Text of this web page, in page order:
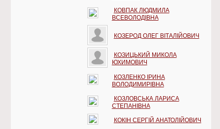
КОВПАК ЛЮДМИЛА
ВСЕВОЛОДІВНА
КОЗЕРОД ОЛЕГ ВІТАЛІЙОВИЧ
КОЗИЦЬКИЙ МИКОЛА
ЮХИМОВИЧ
КОЗЛЕНКО ІРИНА
ВОЛОДИМИРІВНА
КОЗЛОВСЬКА ЛАРИСА
СТЕПАНІВНА
КОКІН СЕРГІЙ АНАТОЛІЙОВИЧ